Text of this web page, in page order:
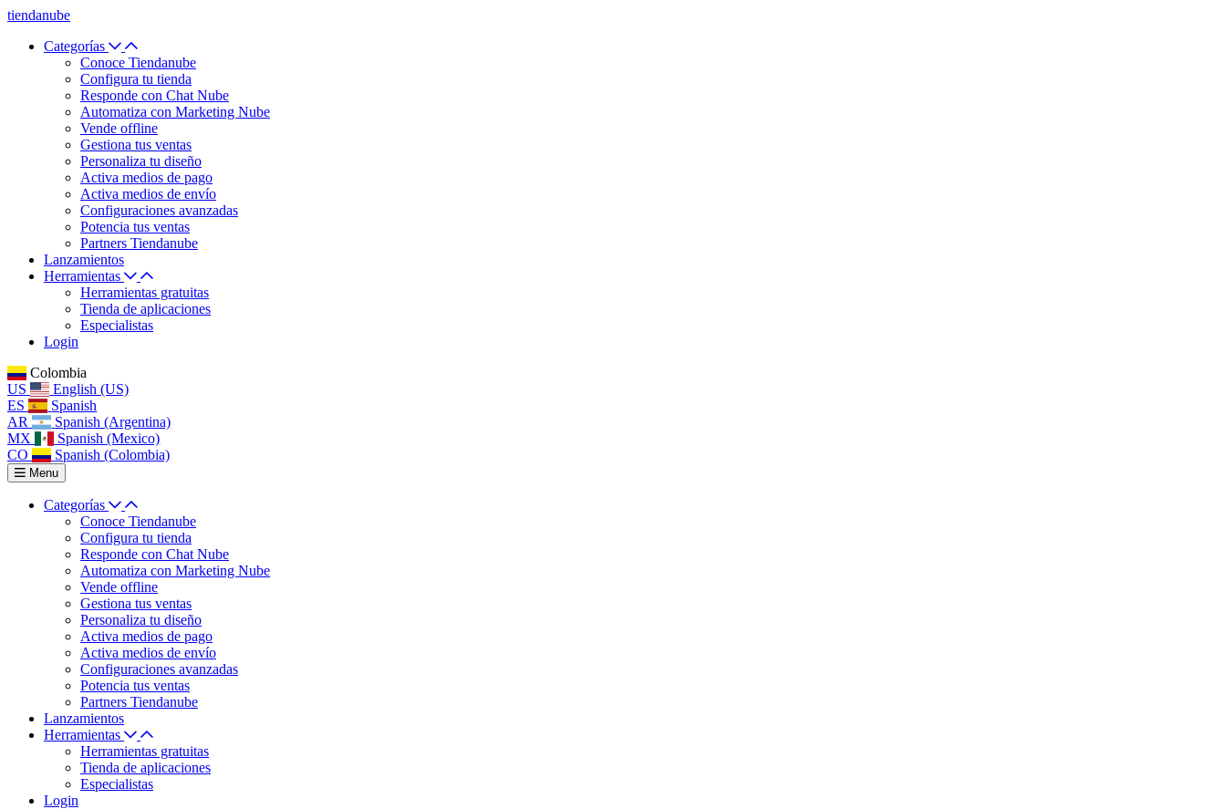
tiendanube
Categorías
Conoce Tiendanube
Configura tu tienda
Responde con Chat Nube
Automatiza con Marketing Nube
Vende offline
Gestiona tus ventas
Personaliza tu diseño
Activa medios de pago
Activa medios de envío
Configuraciones avanzadas
Potencia tus ventas
Partners Tiendanube
Lanzamientos
Herramientas
Herramientas gratuitas
Tienda de aplicaciones
Especialistas
Login
Colombia
US
English (US)
ES
Spanish
AR
Spanish (Argentina)
MX
Spanish (Mexico)
CO
Spanish (Colombia)
Menu
Categorías
Conoce Tiendanube
Configura tu tienda
Responde con Chat Nube
Automatiza con Marketing Nube
Vende offline
Gestiona tus ventas
Personaliza tu diseño
Activa medios de pago
Activa medios de envío
Configuraciones avanzadas
Potencia tus ventas
Partners Tiendanube
Lanzamientos
Herramientas
Herramientas gratuitas
Tienda de aplicaciones
Especialistas
Login